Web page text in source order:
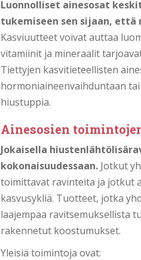
Luonnolliset ainesosat
tukemiseen sen sijaan,
Kasviuutteet voivat auttaa
vitamiinit ja mineraalit
Tiettyjen kasvitieteellisten
hormoniaineenvaihduntaan
hiustuppia.
Ainesosien
Jokaisella
kokonaisuudessaan. Jotkut
toimittavat ravinteita ja jotkut
kasvusykliä. Tuotteet, jotka
laajempaa ravitsemuksellista
rakennetut koostumukset.
Yleisiä toimintoja ovat: